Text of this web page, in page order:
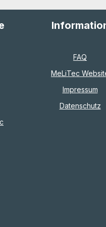
FAQ
MeLiTec
Impressum
Datenschutz